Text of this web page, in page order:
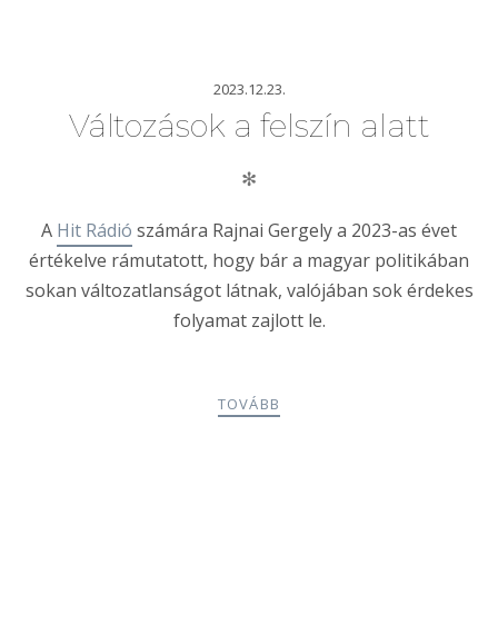
2023.12.23.
Változások a felszín alatt
✻
A Hit Rádió számára Rajnai Gergely a 2023-as évet
értékelve rámutatott, hogy bár a magyar politikában
sokan változatlanságot látnak, valójában sok érdekes
folyamat zajlott le.
TOVÁBB